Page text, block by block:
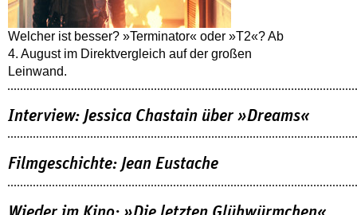
Welcher ist besser? »Terminator« oder »T2«? Ab
4. August im Direktvergleich auf der großen
Leinwand.
Interview: Jessica Chastain über »Dreams«
Filmgeschichte: Jean Eustache